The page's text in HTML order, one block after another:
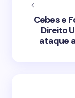
Cebes e
Direito
ataque